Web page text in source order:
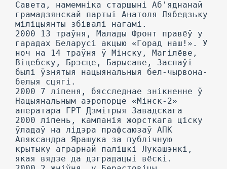
Савета, намемніка старшыні Аб'яднанай
грамадзянскай партыі Анатоля Лябедзьку
міліцыянты збівалі нагамі.
2000 13 траўня, Малады Фронт правёў у
гарадах Беларусі акцыю «Горад наш!». У
ноч на 14 траўня ў Мінску, Магілёве,
Віцебску, Брэсце, Барысаве, Заслаўі
былі ўзнятыя нацыянальныя бел-чырвона-
белыя сцягі.
2000 7 ліпеня, бясследнае знікненне ў
Нацыянальным аэропорце «Мінск-2»
аператара ГРТ Дзмітрыя Завадскага
2000 ліпень, кампанія жорсткага ціску
ўладаў на лідэра прафсаюзаў АПК
Аляксандра Ярашука за публічную
крытыку аграрнай палішкі Лукашэнкі,
якая вядзе да дэградацыі вёскі.